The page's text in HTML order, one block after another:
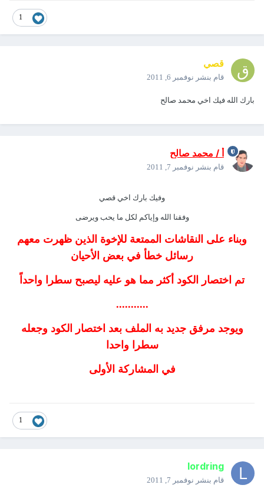
1
قصي
قام بنشر نوفمبر 6, 2011
بارك الله فيك اخي محمد صالح
أ / محمد صالح
قام بنشر نوفمبر 7, 2011
وفيك بارك اخي قصي
وفقنا الله وإياكم لكل ما يحب ويرضى
وبناء على النقاشات الممتعة للإخوة الذين ظهرت معهم
رسائل خطأ في بعض الأحيان
تم اختصار الكود أكثر مما هو عليه ليصبح سطرا واحداً
...........
ويوجد مرفق جديد به الملف بعد اختصار الكود وجعله
سطرا واحدا
في المشاركة الأولى
1
lordring
قام بنشر نوفمبر 7, 2011